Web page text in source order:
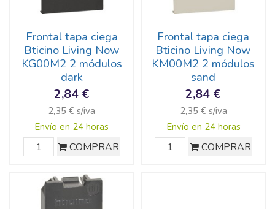
Frontal tapa ciega
Bticino Living Now
KG00M2 2 módulos
dark
2,84 €
2,35 € s/iva
Envío en 24 horas
COMPRAR
Frontal tapa ciega
Bticino Living Now
KM00M2 2 módulos
sand
2,84 €
2,35 € s/iva
Envío en 24 horas
COMPRAR